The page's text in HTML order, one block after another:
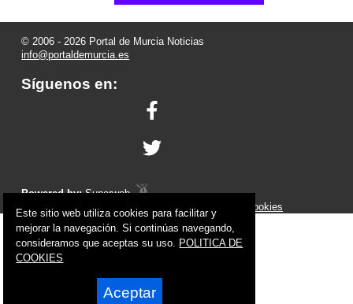
© 2006 - 2026 Portal de Murcia Noticias
info@portaldemurcia.es
Síguenos en:
Powered by:Superweb
Aviso Legal- Política de Privacidad -Política de Cookies
Este sitio web utiliza cookies para facilitar y
mejorar la navegación. Si continúas navegando,
consideramos que aceptas su uso. POLITICA DE
COOKIES
Aceptar